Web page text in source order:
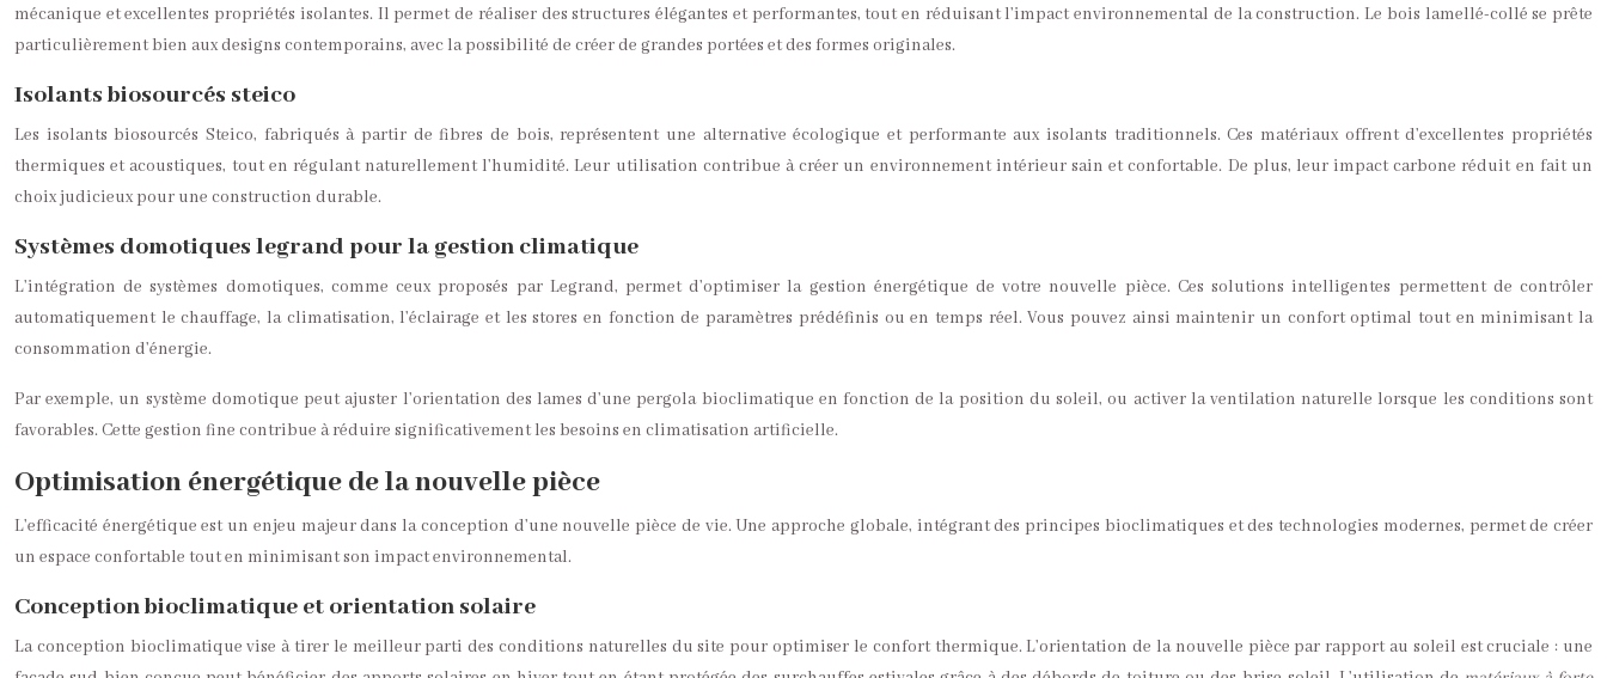
mécanique et excellentes propriétés isolantes. Il permet de réaliser des structures élégantes et performantes, tout en réduisant l’impact environnemental de la construction. Le bois lamellé-collé se prête
particulièrement bien aux designs contemporains, avec la possibilité de créer de grandes portées et des formes originales.
Isolants biosourcés steico
Les isolants biosourcés Steico, fabriqués à partir de fibres de bois, représentent une alternative écologique et performante aux isolants traditionnels. Ces matériaux offrent d’excellentes propriétés
thermiques et acoustiques, tout en régulant naturellement l’humidité. Leur utilisation contribue à créer un environnement intérieur sain et confortable. De plus, leur impact carbone réduit en fait un
choix judicieux pour une construction durable.
Systèmes domotiques legrand pour la gestion climatique
L’intégration de systèmes domotiques, comme ceux proposés par Legrand, permet d’optimiser la gestion énergétique de votre nouvelle pièce. Ces solutions intelligentes permettent de contrôler
automatiquement le chauffage, la climatisation, l’éclairage et les stores en fonction de paramètres prédéfinis ou en temps réel. Vous pouvez ainsi maintenir un confort optimal tout en minimisant la
consommation d’énergie.
Par exemple, un système domotique peut ajuster l’orientation des lames d’une pergola bioclimatique en fonction de la position du soleil, ou activer la ventilation naturelle lorsque les conditions sont
favorables. Cette gestion fine contribue à réduire significativement les besoins en climatisation artificielle.
Optimisation énergétique de la nouvelle pièce
L’efficacité énergétique est un enjeu majeur dans la conception d’une nouvelle pièce de vie. Une approche globale, intégrant des principes bioclimatiques et des technologies modernes, permet de créer
un espace confortable tout en minimisant son impact environnemental.
Conception bioclimatique et orientation solaire
La conception bioclimatique vise à tirer le meilleur parti des conditions naturelles du site pour optimiser le confort thermique. L’orientation de la nouvelle pièce par rapport au soleil est cruciale : une